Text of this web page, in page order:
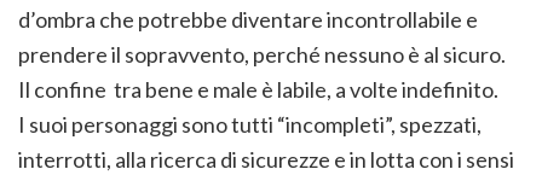
d’ombra che potrebbe diventare incontrollabile e
prendere il sopravvento, perché nessuno è al sicuro.
Il confine tra bene e male è labile, a volte indefinito.
I suoi personaggi sono tutti “incompleti”, spezzati,
interrotti, alla ricerca di sicurezze e in lotta con i sensi